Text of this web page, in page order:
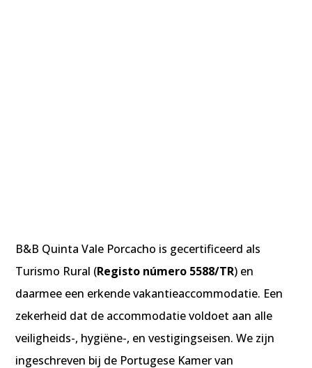
B&B Quinta Vale Porcacho is gecertificeerd als
Turismo Rural (Registo número 5588/TR) en
daarmee een erkende vakantieaccommodatie. Een
zekerheid dat de accommodatie voldoet aan alle
veiligheids-, hygiëne-, en vestigingseisen. We zijn
ingeschreven bij de Portugese Kamer van